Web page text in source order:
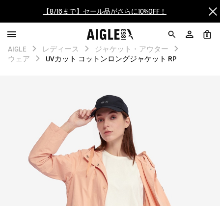
【最大50%OFF】FINAL SALEがスタート！
ログイン/会員登録で送料＆返品無料
AIGLE CLUB ポイントサービス終了のお知らせ
【最大50%OFF】FINAL SALEがスタート！
ログイン/会員登録で送料＆返品無料
AIGLE CLUB ポイントサービス終了のお知らせ
0
AIGLE レディース
ジャケット・アウター
ウェア
UVカット コットンロングジャケット RP